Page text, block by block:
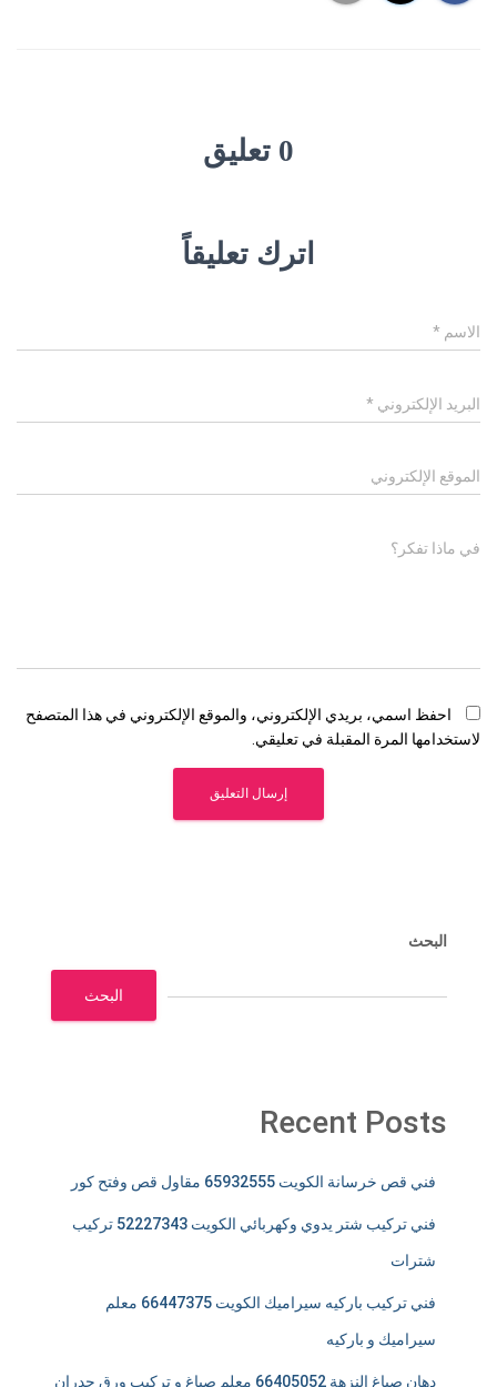
0 تعليق
اترك تعليقاً
الاسم *
البريد الإلكتروني *
الموقع الإلكتروني
في ماذا تفكر؟
احفظ اسمي، بريدي الإلكتروني، والموقع الإلكتروني في هذا المتصفح
لاستخدامها المرة المقبلة في تعليقي.
البحث
البحث
Recent Posts
فني قص خرسانة الكويت 65932555 مقاول قص وفتح كور
فني تركيب شتر يدوي وكهربائي الكويت 52227343 تركيب
شترات
فني تركيب باركيه سيراميك الكويت 66447375 معلم
سيراميك و باركيه
دهان صباغ النزهة 66405052 معلم صباغ و تركيب ورق جدران